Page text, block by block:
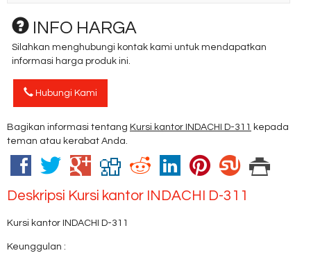
INFO HARGA
Silahkan menghubungi kontak kami untuk mendapatkan
informasi harga produk ini.
Hubungi Kami
Bagikan informasi tentang Kursi kantor INDACHI D-311
kepada
teman atau kerabat Anda.
Deskripsi Kursi kantor INDACHI D-311
Kursi kantor INDACHI D-311
Keunggulan :